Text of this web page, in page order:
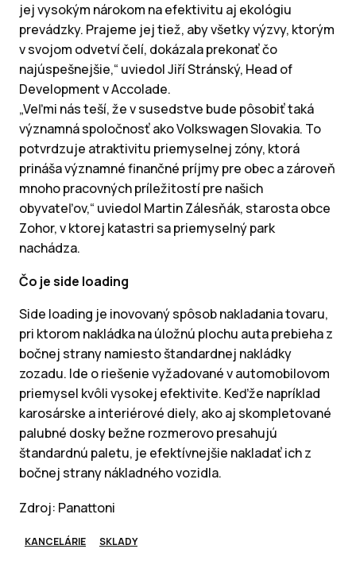
jej vysokým nárokom na efektivitu aj ekológiu
prevádzky. Prajeme jej tiež, aby všetky výzvy, ktorým
v svojom odvetví čelí, dokázala prekonať čo
najúspešnejšie,“ uviedol Jiří Stránský, Head of
Development v Accolade.
„Veľmi nás teší, že v susedstve bude pôsobiť taká
významná spoločnosť ako Volkswagen Slovakia. To
potvrdzuje atraktivitu priemyselnej zóny, ktorá
prináša významné finančné príjmy pre obec a zároveň
mnoho pracovných príležitostí pre našich
obyvateľov,“ uviedol Martin Zálesňák, starosta obce
Zohor, v ktorej katastri sa priemyselný park
nachádza.
Čo je side loading
Side loading je inovovaný spôsob nakladania tovaru,
pri ktorom nakládka na úložnú plochu auta prebieha z
bočnej strany namiesto štandardnej nakládky
zozadu. Ide o riešenie vyžadované v automobilovom
priemysel kvôli vysokej efektivite. Keďže napríklad
karosárske a interiérové diely, ako aj skompletované
palubné dosky bežne rozmerovo presahujú
štandardnú paletu, je efektívnejšie nakladať ich z
bočnej strany nákladného vozidla.
Zdroj: Panattoni
KANCELÁRIE SKLADY